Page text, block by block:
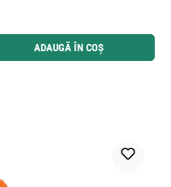
butoanele pentru a mări sau micșora
ADAUGĂ ÎN COȘ